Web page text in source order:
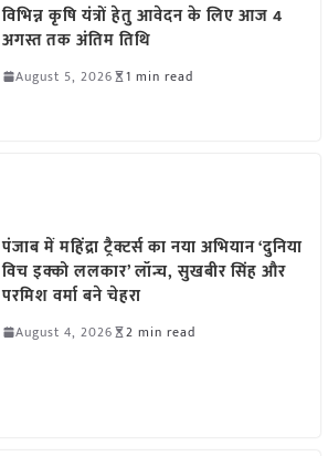
विभिन्न कृषि यंत्रों हेतु आवेदन के लिए आज 4
अगस्त तक अंतिम तिथि
August 5, 2026 1 min read
पंजाब में महिंद्रा ट्रैक्टर्स का नया अभियान ‘दुनिया
विच इक्को ललकार’ लॉन्च, सुखबीर सिंह और
परमिश वर्मा बने चेहरा
August 4, 2026 2 min read